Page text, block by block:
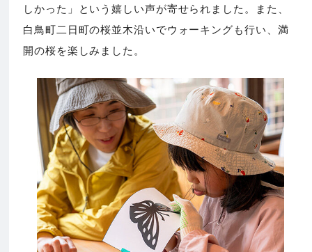
しかった」という嬉しい声が寄せられました。また、
白鳥町二日町の桜並木沿いでウォーキングも行い、満
開の桜を楽しみました。